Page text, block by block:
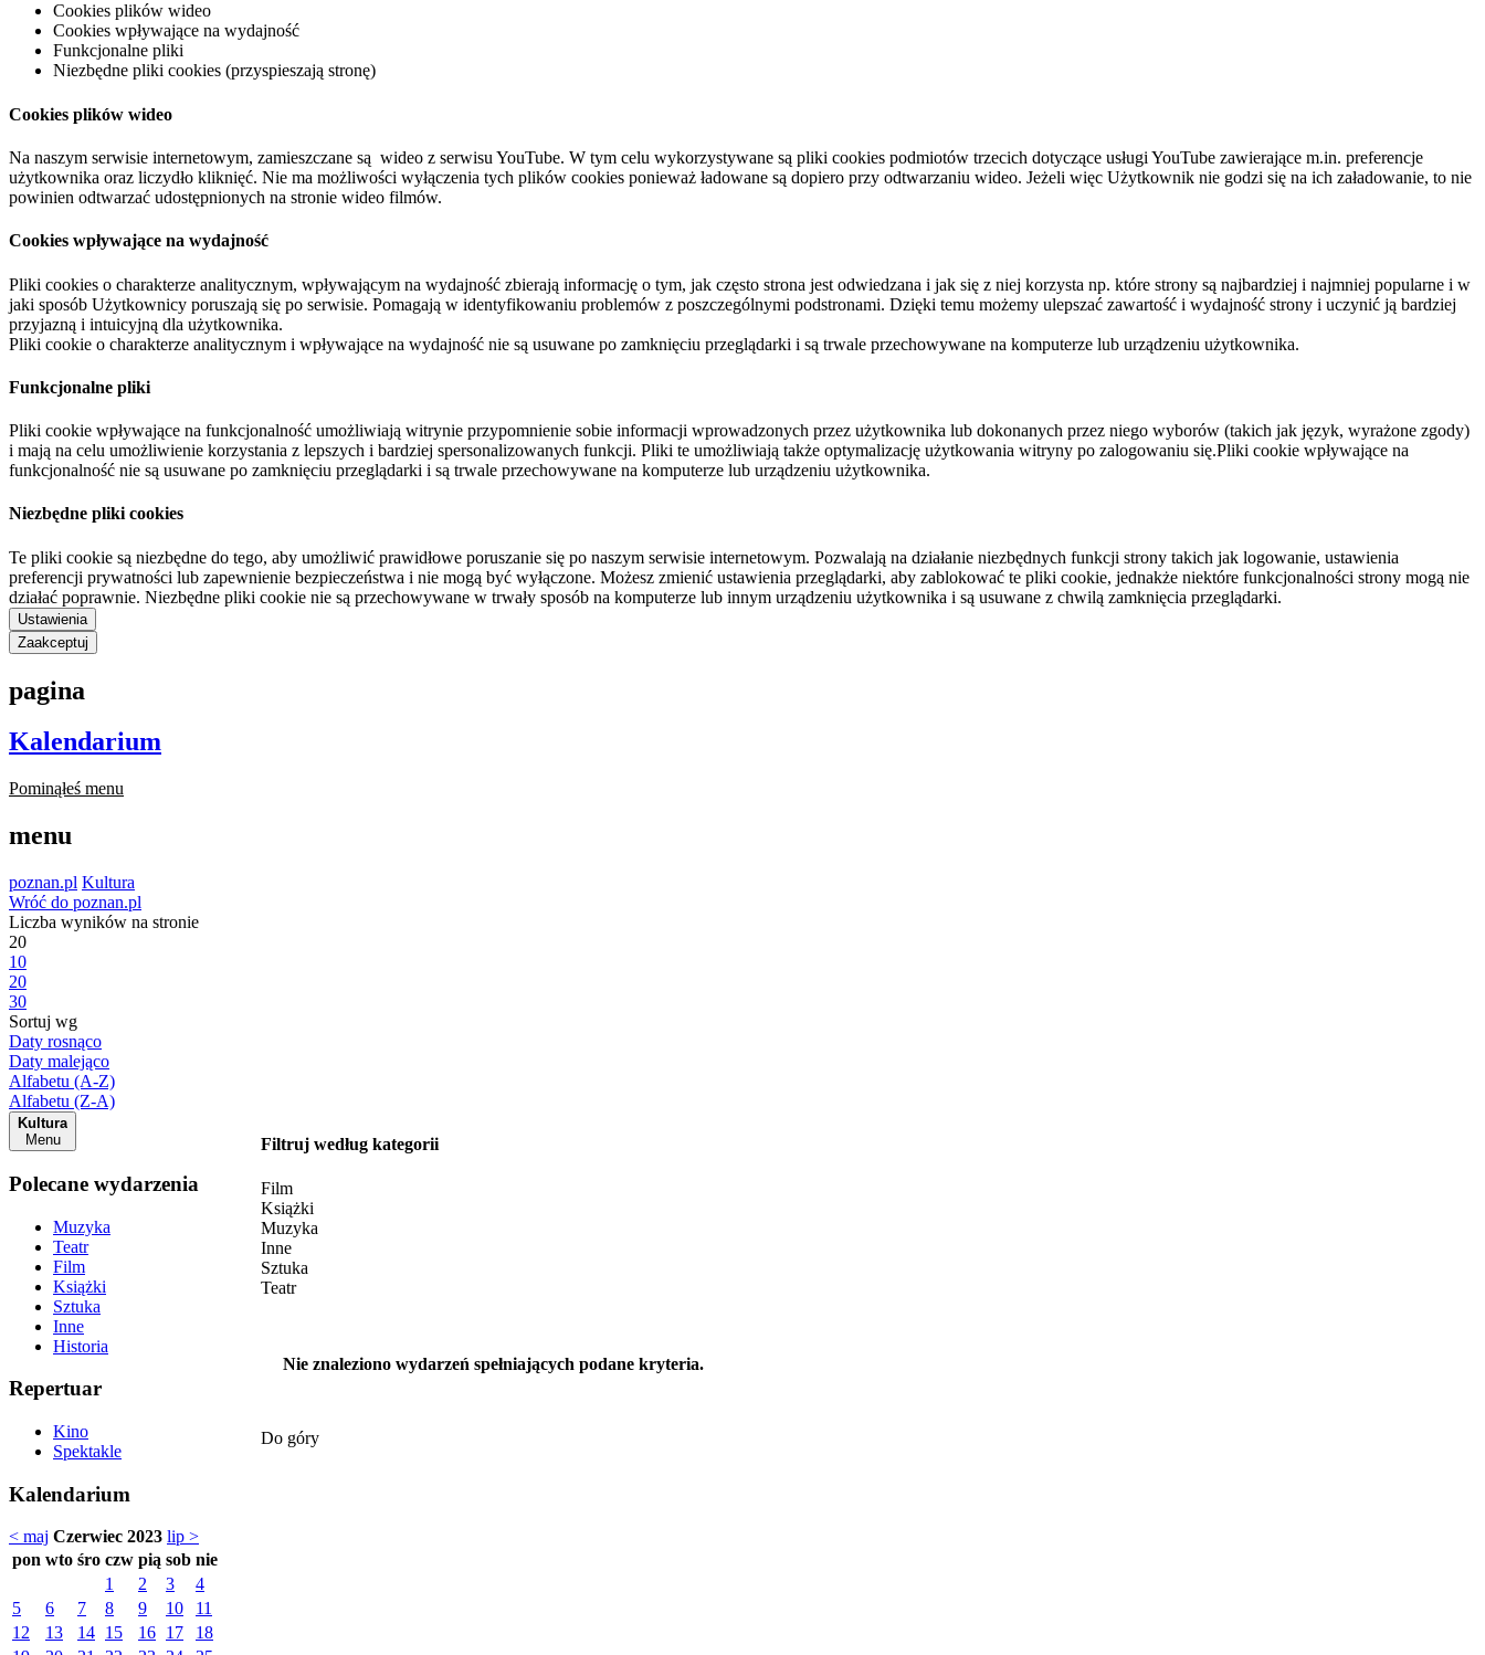
Cookies plików wideo
Cookies wpływające na wydajność
Funkcjonalne pliki
Niezbędne pliki cookies (przyspieszają stronę)
Cookies plików wideo
Na naszym serwisie internetowym, zamieszczane są wideo z serwisu YouTube. W tym celu wykorzystywane są pliki cookies podmiotów trzecich dotyczące usługi YouTube zawierające m.in. preferencje
użytkownika oraz liczydło kliknięć. Nie ma możliwości wyłączenia tych plików cookies ponieważ ładowane są dopiero przy odtwarzaniu wideo. Jeżeli więc Użytkownik nie godzi się na ich załadowanie, to nie
powinien odtwarzać udostępnionych na stronie wideo filmów.
Cookies wpływające na wydajność
Pliki cookies o charakterze analitycznym, wpływającym na wydajność zbierają informację o tym, jak często strona jest odwiedzana i jak się z niej korzysta np. które strony są najbardziej i najmniej popularne i w
jaki sposób Użytkownicy poruszają się po serwisie. Pomagają w identyfikowaniu problemów z poszczególnymi podstronami. Dzięki temu możemy ulepszać zawartość i wydajność strony i uczynić ją bardziej
przyjazną i intuicyjną dla użytkownika.
Pliki cookie o charakterze analitycznym i wpływające na wydajność nie są usuwane po zamknięciu przeglądarki i są trwale przechowywane na komputerze lub urządzeniu użytkownika.
Funkcjonalne pliki
Pliki cookie wpływające na funkcjonalność umożliwiają witrynie przypomnienie sobie informacji wprowadzonych przez użytkownika lub dokonanych przez niego wyborów (takich jak język, wyrażone zgody)
i mają na celu umożliwienie korzystania z lepszych i bardziej spersonalizowanych funkcji. Pliki te umożliwiają także optymalizację użytkowania witryny po zalogowaniu się.Pliki cookie wpływające na
funkcjonalność nie są usuwane po zamknięciu przeglądarki i są trwale przechowywane na komputerze lub urządzeniu użytkownika.
Niezbędne pliki cookies
Te pliki cookie są niezbędne do tego, aby umożliwić prawidłowe poruszanie się po naszym serwisie internetowym. Pozwalają na działanie niezbędnych funkcji strony takich jak logowanie, ustawienia
preferencji prywatności lub zapewnienie bezpieczeństwa i nie mogą być wyłączone. Możesz zmienić ustawienia przeglądarki, aby zablokować te pliki cookie, jednakże niektóre funkcjonalności strony mogą nie
działać poprawnie. Niezbędne pliki cookie nie są przechowywane w trwały sposób na komputerze lub innym urządzeniu użytkownika i są usuwane z chwilą zamknięcia przeglądarki.
Ustawienia
Zaakceptuj
pagina
Kalendarium
Pominąłeś menu
menu
poznan.pl Kultura
Wróć do poznan.pl
Liczba wyników na stronie
20
10
20
30
Sortuj wg
Daty rosnąco
Daty malejąco
Alfabetu (A-Z)
Alfabetu (Z-A)
Kultura
Menu
Polecane wydarzenia
Muzyka
Teatr
Film
Książki
Sztuka
Inne
Historia
Repertuar
Kino
Spektakle
Kalendarium
< maj Czerwiec 2023 lip >
pon wto śro czw pią sob nie
1
2 3
4
5
6 7 8 9 10
11
12
13 14 15 16 17
18
Filtruj według kategorii
Film
Książki
Muzyka
Inne
Sztuka
Teatr
Nie znaleziono wydarzeń spełniających podane kryteria.
Do góry